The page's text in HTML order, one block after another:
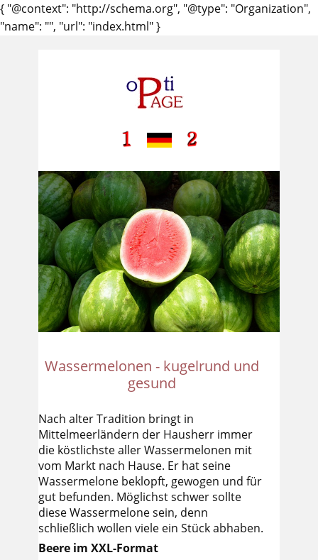
{ "@context": "http://schema.org", "@type": "Organization",
"name": "", "url": "index.html" }
Wassermelonen - kugelrund und
gesund
Nach alter Tradition bringt in
Mittelmeerländern der Hausherr immer
die köstlichste aller Wassermelonen mit
vom Markt nach Hause. Er hat seine
Wassermelone beklopft, gewogen und für
gut befunden. Möglichst schwer sollte
diese Wassermelone sein, denn
schließlich wollen viele ein Stück abhaben.
Beere im XXL-Format